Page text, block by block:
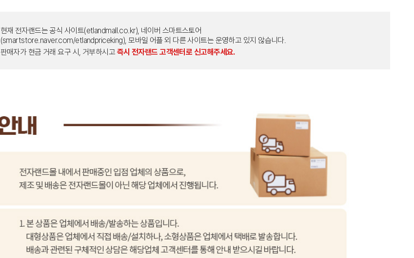
현재 전자랜드는 공식 사이트(etlandmall.co.kr), 네이버 스마트스토어
(smartstore.naver.com/etlandpriceking), 모바일 어플 외 다른 사이트는 운영하고 있지 않습니다.
판매자가 현금 거래 요구 시, 거부하시고 즉시 전자랜드 고객센터로 신고해주세요.